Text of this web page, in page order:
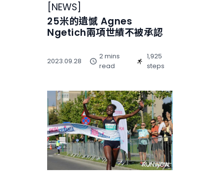
NEWS
25米的遺憾 Agnes
Ngetich兩項世績不被承認
2023.09.28
2 mins
read
1,925
steps